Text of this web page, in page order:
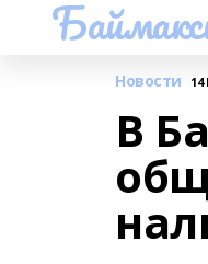
Новости 14
В